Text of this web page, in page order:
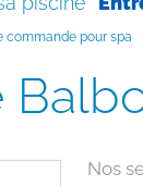
commande pour spa
Nos